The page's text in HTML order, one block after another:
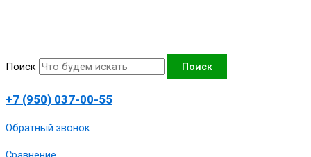
Поиск Поиск
+7 (950) 037-00-55
Обратный звонок
угловая
"Оптима",вид
сп.м,артикул
1980-